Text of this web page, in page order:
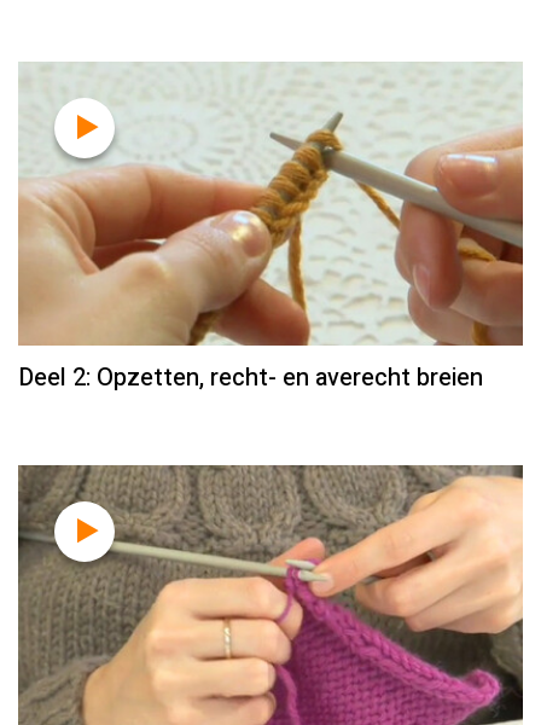
Deel 2: Opzetten, recht- en averecht breien